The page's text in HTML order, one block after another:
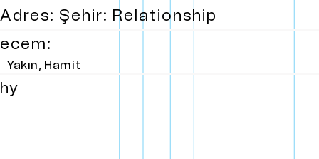
Adres: Şehir: Relationship
ecem:
Yakın, Hamit
hy